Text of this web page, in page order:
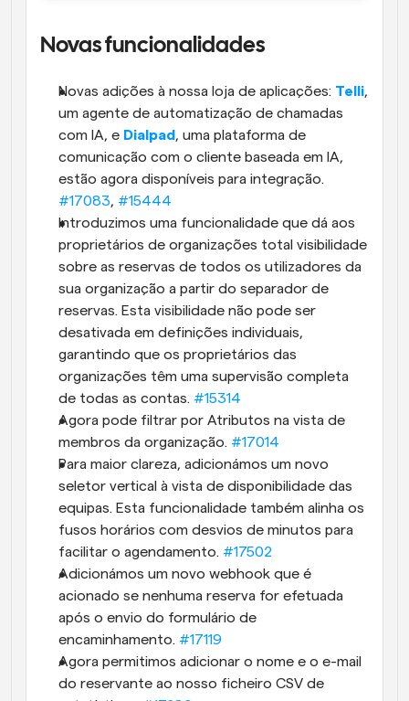
Novas funcionalidades
Novas adições à nossa loja de aplicações: Telli,
um agente de automatização de chamadas
com IA, e Dialpad , uma plataforma de
comunicação com o cliente baseada em IA,
#17083, #15444
Introduzimos uma funcionalidade que dá aos
proprietários de organizações total visibilidade
sobre as reservas de todos os utilizadores da
sua organização a partir do separador de
reservas. Esta visibilidade não pode ser
desativada em definições individuais,
garantindo que os proprietários das
organizações têm uma supervisão completa
de todas as contas. #15314
Agora pode filtrar por Atributos na vista de
membros da organização. #17014
Para maior clareza, adicionámos um novo
seletor vertical à vista de disponibilidade das
equipas. Esta funcionalidade também alinha os
fusos horários com desvios de minutos para
facilitar o agendamento. #17502
Adicionámos um novo webhook que é
acionado se nenhuma reserva for efetuada
após o envio do formulário de
encaminhamento. #17119
Agora permitimos adicionar o nome e o e-mail
do reservante ao nosso ficheiro CSV de